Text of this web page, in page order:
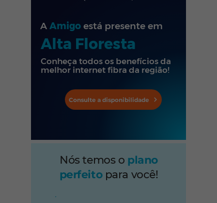
A Amigo está presente em
Alta Floresta
Conheça todos os benefícios da
melhor internet fibra da região!
Consulte a disponibilidade
Nós temos o plano
perfeito para você!